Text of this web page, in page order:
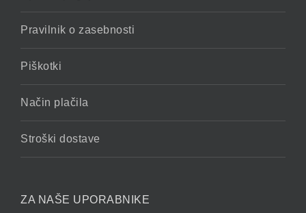
Pravilnik o zasebnosti
Piškotki
Način plačila
Stroški dostave
ZA NAŠE UPORABNIKE